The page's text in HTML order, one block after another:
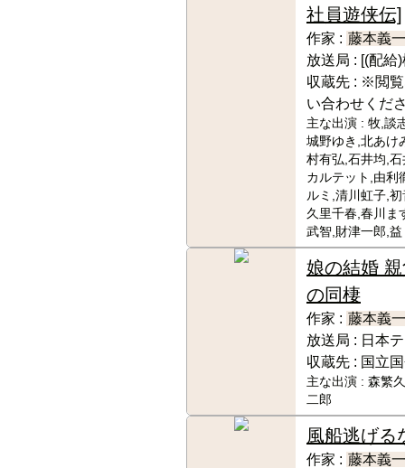
社員遊侠伝]
作家 : 藤本義一
放送局 : [(配給
収蔵先 : ※閲覧
い合わせくだ
主な出演 : 牧,談
城野ゆき,北あけ
村有弘,石井均,
カルテット,由利
ルミ,清川虹子,
久里千春,春川ま
武智,財津一郎,益
娘の結婚
の同棲
作家 : 藤本義一
放送局 : 日本
収蔵先 : 国立
主な出演 : 森繁
二郎
風船逃げる
作家 : 藤本義一